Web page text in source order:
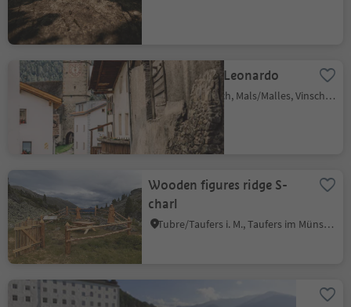
Church of S. Leonardo
Laudes/Laatsch, Mals/Malles, Vinschgau/Val Venosta
Wooden figures ridge S-
charl
Tubre/Taufers i. M., Taufers im Münstertal/Tubre, Vinschgau/Val Venosta